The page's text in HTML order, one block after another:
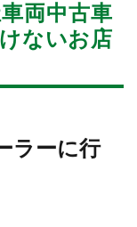
両中古車
ないお店
ラーに行